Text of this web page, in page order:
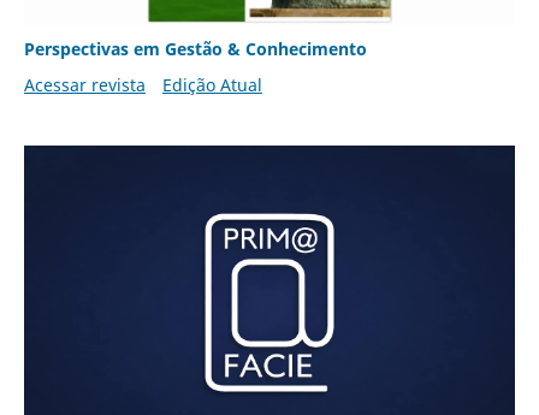
Perspectivas em Gestão & Conhecimento
Acessar revista
Edição Atual